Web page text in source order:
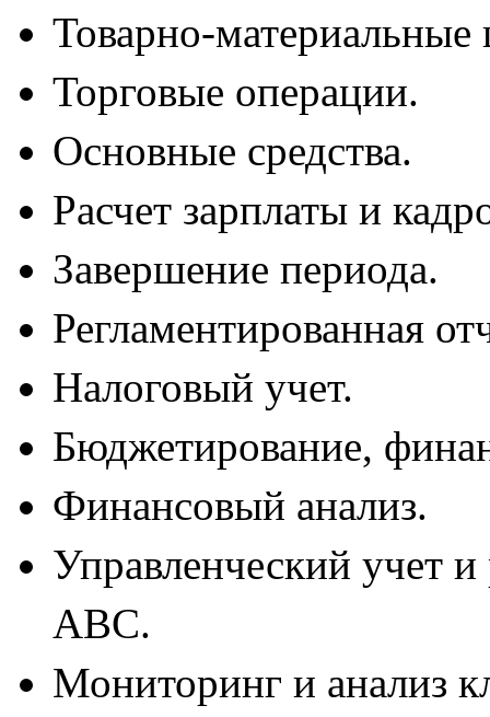
Товарно-материальные
Торговые операции.
Основные средства.
Расчет зарплаты и
Завершение периода.
Регламентированная
Налоговый учет.
Бюджетирование,
Финансовый анализ.
Управленческий учет
ABC.
Мониторинг и анализ